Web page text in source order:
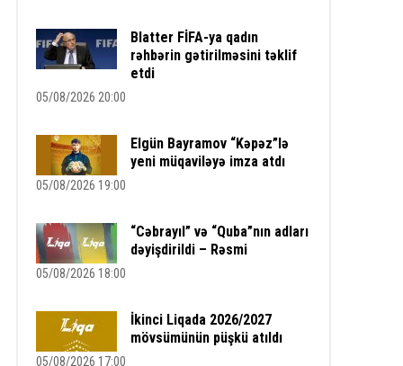
Blatter FİFA-ya qadın
rəhbərin gətirilməsini təklif
etdi
05/08/2026 20:00
Elgün Bayramov “Kəpəz”lə
yeni müqaviləyə imza atdı
05/08/2026 19:00
“Cəbrayıl” və “Quba”nın adları
dəyişdirildi – Rəsmi
05/08/2026 18:00
İkinci Liqada 2026/2027
mövsümünün püşkü atıldı
05/08/2026 17:00